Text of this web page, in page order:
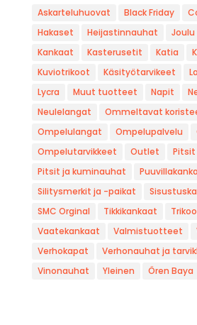
Askarteluhuovat Black Friday
Hakaset
Heijastinnauhat Joulu
Kankaat
Kasterusetit Katia
Kuviotrikoot
Käsityötarvikeet
Lycra
Muut tuotteet Napit
Neulelangat
Ommeltavat
Ompelulangat
Ompelupalvelu
Ompelutarvikkeet
Outlet
Pitsit
Pitsit ja kuminauhat
Silitysmerkit ja -paikat
SMC Orginal
Tikkikankaat
Vaatekankaat
Valmistuotteet
Verhokapat
Verhonauhat ja
Vinonauhat
Yleinen Ören Baya